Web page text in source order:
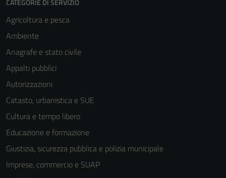
CATEGORIE DI SERVIZIO
Agricoltura e pesca
Ambiente
Anagrafe e stato civile
Appalti pubblici
Autorizzazioni
Catasto, urbanistica e SUE
Cultura e tempo libero
Educazione e formazione
Giustizia, sicurezza pubblica e polizia municipale
Imprese, commercio e SUAP